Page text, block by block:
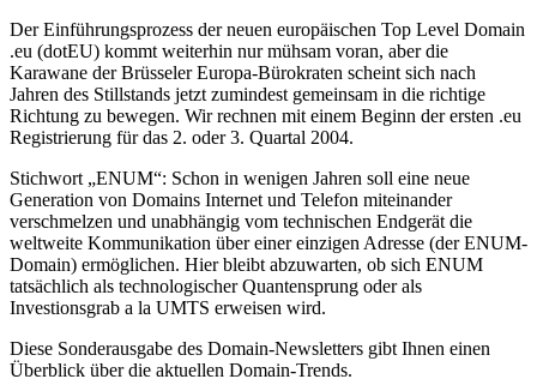
Der Einführungsprozess der neuen europäischen Top Level Domain
.eu (dotEU) kommt weiterhin nur mühsam voran, aber die
Karawane der Brüsseler Europa-Bürokraten scheint sich nach
Jahren des Stillstands jetzt zumindest gemeinsam in die richtige
Richtung zu bewegen. Wir rechnen mit einem Beginn der ersten .eu
Registrierung für das 2. oder 3. Quartal 2004.
Stichwort „ENUM“: Schon in wenigen Jahren soll eine neue
Generation von Domains Internet und Telefon miteinander
verschmelzen und unabhängig vom technischen Endgerät die
weltweite Kommunikation über einer einzigen Adresse (der ENUM-
Domain) ermöglichen. Hier bleibt abzuwarten, ob sich ENUM
tatsächlich als technologischer Quantensprung oder als
Investionsgrab a la UMTS erweisen wird.
Diese Sonderausgabe des Domain-Newsletters gibt Ihnen einen
Überblick über die aktuellen Domain-Trends.